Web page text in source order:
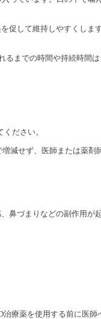
促して維持しやすくしま
までの時間や持続時間
ださい。
減せず、医師または薬剤
鼻づまりなどの副作用が
療薬を使用する前に医師